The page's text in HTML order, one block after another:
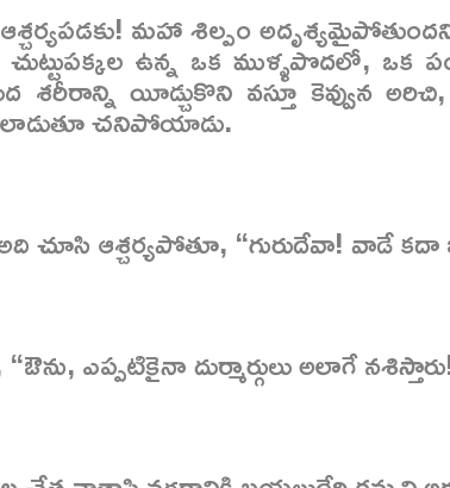
ఆశ్చర్యపడకు! మహా శిల్పం
ఉన్న ఒక ముళ్ళపొదలో, ఒక
యీడ్చుకొని వస్తూ కెవ్వున
చనిపోయాడు.
అది చూసి ఆశ్చర్యపోతూ, “గురుదేవా! వాడే కదా
ఎప్పటికైనా దుర్మార్గులు అలాగే